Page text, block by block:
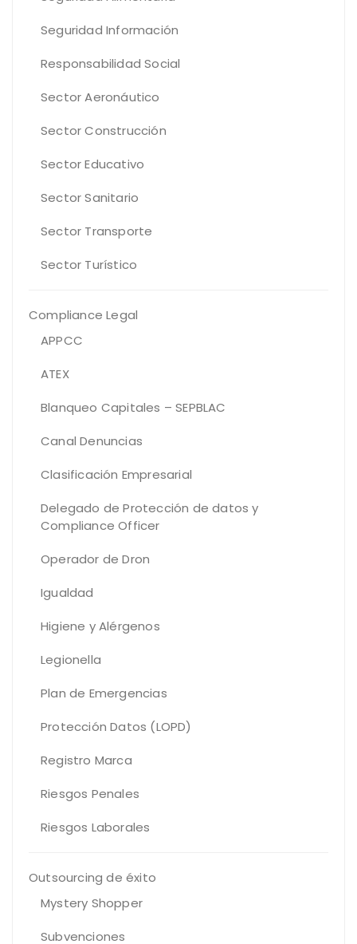
Seguridad Información
Responsabilidad Social
Sector Aeronáutico
Sector Construcción
Sector Educativo
Sector Sanitario
Sector Transporte
Sector Turístico
Compliance Legal
APPCC
ATEX
Blanqueo Capitales – SEPBLAC
Canal Denuncias
Clasificación Empresarial
Delegado de Protección de datos y
Compliance Officer
Operador de Dron
Igualdad
Higiene y Alérgenos
Legionella
Plan de Emergencias
Protección Datos (LOPD)
Registro Marca
Riesgos Penales
Riesgos Laborales
Outsourcing de éxito
Mystery Shopper
Subvenciones